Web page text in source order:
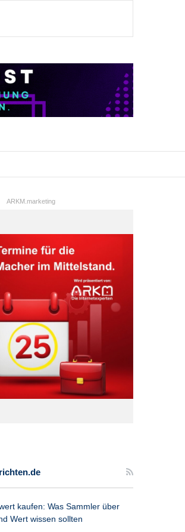
ARKM.marketing
kaufen: Was Sammler über
Wert wissen sollten